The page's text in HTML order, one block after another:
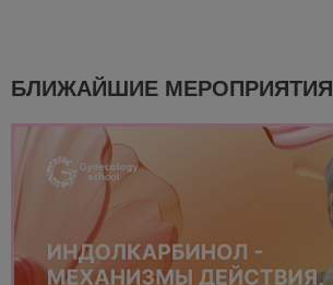
БЛИЖАЙШИЕ МЕРОПРИЯТИЯ